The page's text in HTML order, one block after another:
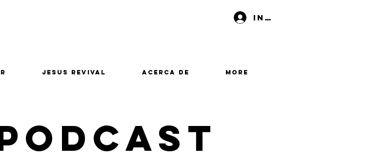
Iniciar sesión
Jesus Revival Acerca de More